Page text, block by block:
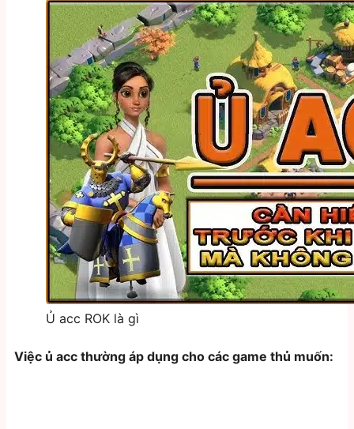
Ủ acc ROK là gì
Việc ủ acc thường áp dụng cho các game thủ muốn: